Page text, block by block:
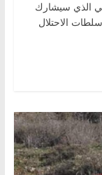
الذي سيشارك
الاحتلال